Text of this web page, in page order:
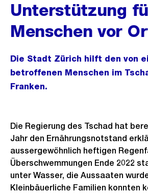
Unterstützung
Menschen vor
Die Stadt Zürich hilft den von
betroffenen Menschen im
Franken.
Die Regierung des Tschad hat
Jahr den Ernährungsnotstand
aussergewöhnlich heftigen
Überschwemmungen Ende 2022
unter Wasser, die Aussaaten
Kleinbäuerliche Familien konnten